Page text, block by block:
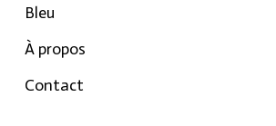
Bleu
À propos
Contact